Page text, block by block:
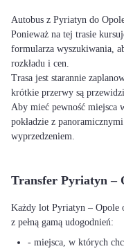
Autobus z Pyriatyn do
Ponieważ na tej trasie
formularza wyszukiwania,
rozkładu i cen.
Trasa jest starannie
krótkie przerwy są
Aby mieć pewność miejsca
pokładzie z
wyprzedzeniem.
Transfer Pyriatyn –
Każdy lot Pyriatyn – Opole
z pełną gamą udogodnień:
- miejsca, w których